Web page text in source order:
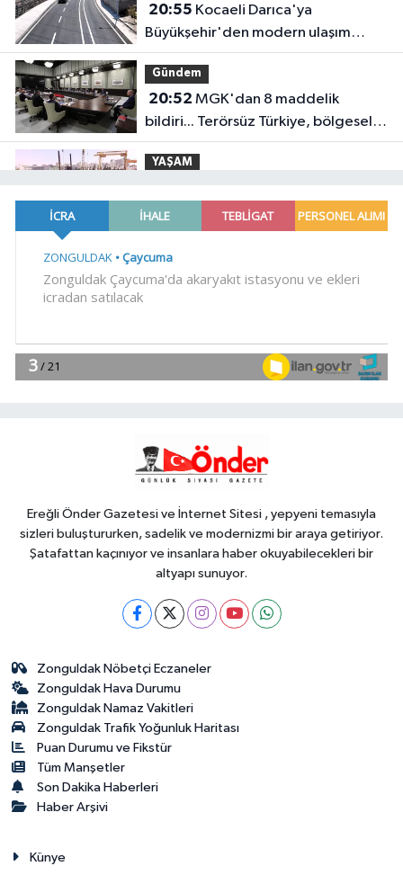
20:55
Büyükşehir'den modern ulaşım
yatırımı
Gündem
20:52
bildiri... Terörsüz Türkiye, bölgesel
güvenlik ve Gazze mesajı
YAŞAM
gemi
18:52Türk Tarih Kurumu'ndan tarihi
18:48 .
Ereğli Önder Gazetesi ve İnternet Sitesi , yepyeni temasıyla
sizleri buluştururken, sadelik ve modernizmi bir araya getiriyor.
Şatafattan kaçınıyor ve insanlara haber okuyabilecekleri bir
altyapı sunuyor.
Zonguldak Nöbetçi Eczaneler
Zonguldak Hava Durumu
Zonguldak Namaz Vakitleri
Zonguldak Trafik Yoğunluk Haritası
Puan Durumu ve Fikstür
Tüm Manşetler
Son Dakika Haberleri
Haber Arşivi
Künye